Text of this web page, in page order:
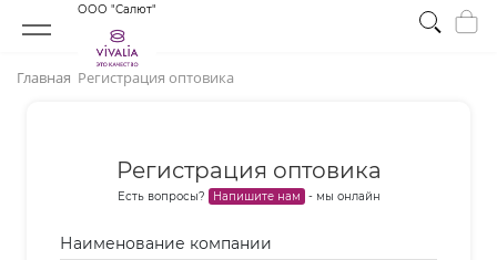
ООО "Салют"
Главная Регистрация оптовика
Регистрация оптовика
Есть вопросы? Напишите нам - мы онлайн
Наименование компании